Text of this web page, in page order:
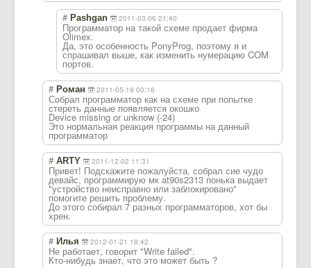
# Pashgan 2011-03-06 21:40
Программатор на такой схеме продает фирма
Olimex.
Да, это особенность PonyProg, поэтому я и
спрашивал выше, как изменить нумерацию COM
портов.
# Роман 2011-05-19 00:16
Собрал программатор как на схеме при попытке
стереть данные появляется окошко
Device missing or unknow (-24)
Это нормальная реакция программы на данный
программатор
# ARTY 2011-12-02 11:31
Привет! Подскажите пожалуйста, собрал сие чудо
девайс, программирую мк at90s2313 понька выдает
"устройство неисправно или заблокировано"
помогите решить проблему.
До этого собирал 7 разных программаторов, хот бы
хрен.
# Илья 2012-01-21 18:42
Не работает, говорит "Write failed".
Кто-нибудь знает, что это может быть ?